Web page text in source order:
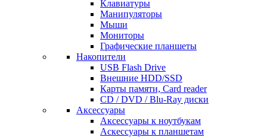
Клавиатуры
Манипуляторы
Мыши
Мониторы
Графические планшеты
Накопители
USB Flash Drive
Внешние HDD/SSD
Карты памяти, Card reader
CD / DVD / Blu-Ray диски
Аксессуары
Аксессуары к ноутбукам
Аскессуары к планшетам